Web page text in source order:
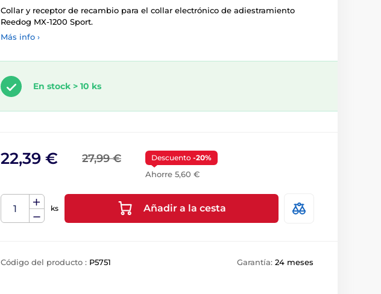
Collar y receptor de recambio para el collar electrónico de adiestramiento
Reedog MX-1200 Sport.
Más info ›
En stock > 10 ks
27,99 €
22,39 € Descuento -20%
Ahorre 5,60 €
ks Añadir a la cesta
Código del producto : P5751 Garantía: 24 meses